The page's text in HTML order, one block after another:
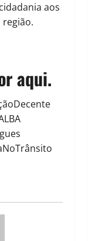
aos
aqui.